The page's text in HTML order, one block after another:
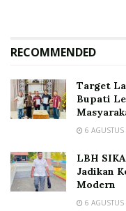
RECOMMENDED
Target
Bupati
6
LBH
Jadikan
Modern
6